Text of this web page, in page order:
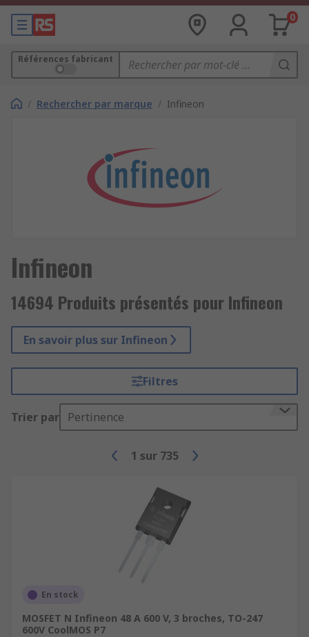
0
Références fabricant
/ Rechercher par marque / Infineon
Infineon
14694 Produits présentés pour Infineon
En savoir plus sur Infineon
Filtres
Trier par Pertinence
1 sur 735
En stock
MOSFET N Infineon 48 A 600 V, 3 broches, TO-247
600V CoolMOS P7